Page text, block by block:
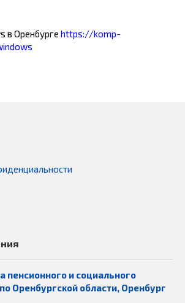
в Оренбурге https://komp-
пенсионного и социального
Оренбургской области, Оренбург